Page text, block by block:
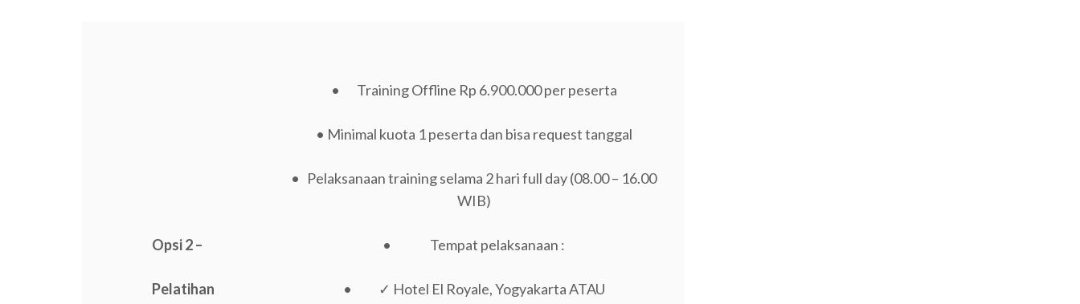
Opsi 2 –
Pelatihan
• Training Offline Rp 6.900.000 per peserta
• Minimal kuota 1 peserta dan bisa request tanggal
• Pelaksanaan training selama 2 hari full day (08.00 – 16.00
WIB)
• Tempat pelaksanaan :
• ✓ Hotel El Royale, Yogyakarta ATAU